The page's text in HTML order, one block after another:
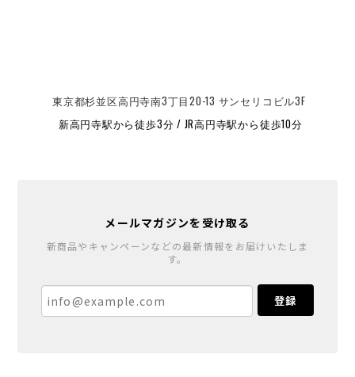
東京都杉並区高円寺南3丁目20-13 サンセリコビル3F
新高円寺駅から徒歩3分 / JR高円寺駅から徒歩10分
メールマガジンを受け取る
新商品やキャンペーンなどの最新情報をお届けいたしま
す。
登録